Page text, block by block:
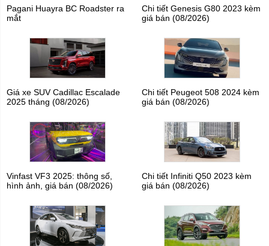
Pagani Huayra BC Roadster ra
mắt
Chi tiết Genesis G80 2023 kèm
giá bán (08/2026)
Giá xe SUV Cadillac Escalade
2025 tháng (08/2026)
Chi tiết Peugeot 508 2024 kèm
giá bán (08/2026)
Vinfast VF3 2025: thông số,
hình ảnh, giá bán (08/2026)
Chi tiết Infiniti Q50 2023 kèm
giá bán (08/2026)